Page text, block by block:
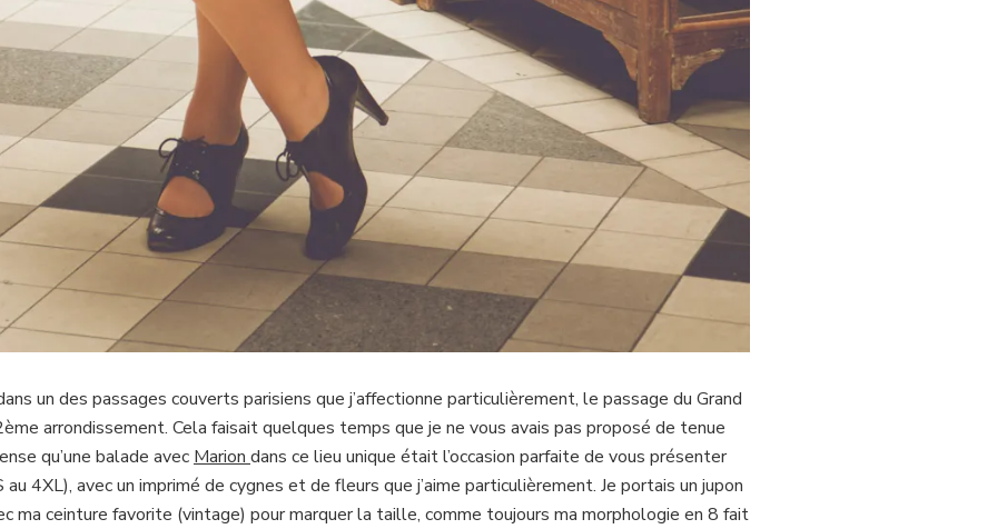
un des passages couverts parisiens que j’affectionne particulièrement, le passage du Grand
arrondissement. Cela faisait quelques temps que je ne vous avais pas proposé de tenue
qu’une balade avec Marion dans ce lieu unique était l’occasion parfaite de vous présenter
au 4XL), avec un imprimé de cygnes et de fleurs que j’aime particulièrement. Je portais un jupon
ma ceinture favorite (vintage) pour marquer la taille, comme toujours ma morphologie en 8 fait